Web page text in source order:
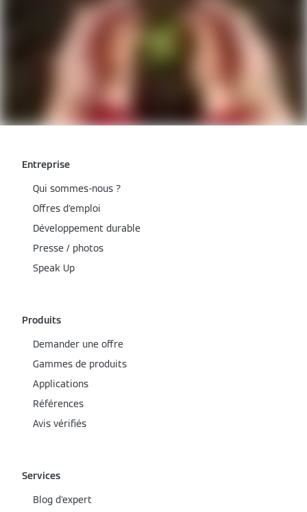
Entreprise
Qui sommes-nous ?
Offres d'emploi
Développement durable
Presse / photos
Speak Up
Produits
Demander une offre
Gammes de produits
Applications
Références
Avis vérifiés
Services
Blog d'expert